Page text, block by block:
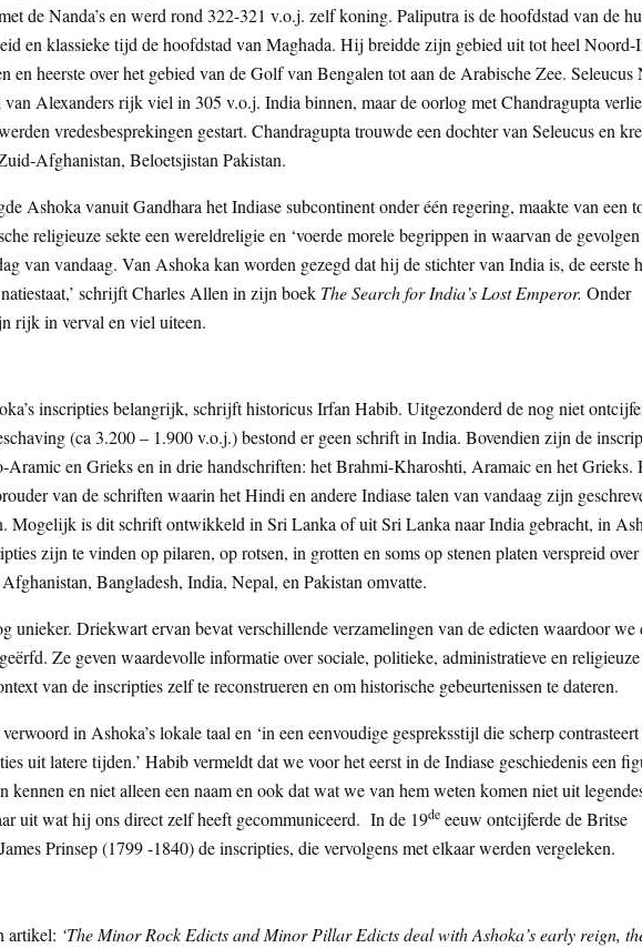
de Nanda’s en werd rond 322-321 v.o.j. zelf koning. Paliputra is de hoofdstad van de
en klassieke tijd de hoofdstad van Maghada. Hij breidde zijn gebied uit tot heel Noord-
en heerste over het gebied van de Golf van Bengalen tot aan de Arabische Zee. Seleucus
van Alexanders rijk viel in 305 v.o.j. India binnen, maar de oorlog met Chandragupta
vredesbesprekingen gestart. Chandragupta trouwde een dochter van Seleucus en
Afghanistan, Beloetsjistan Pakistan.
Ashoka vanuit Gandhara het Indiase subcontinent onder één regering, maakte van een
religieuze sekte een wereldreligie en ‘voerde morele begrippen in waarvan de
van vandaag. Van Ashoka kan worden gezegd dat hij de stichter van India is, de eerste
schrijft Charles Allen in zijn boek The Search for India’s Lost Emperor. Onder
rijk in verval en viel uiteen.
inscripties belangrijk, schrijft historicus Irfan Habib. Uitgezonderd de nog niet
(ca 3.200 – 1.900 v.o.j.) bestond er geen schrift in India. Bovendien zijn de
Aramic en Grieks en in drie handschriften: het Brahmi-Kharoshti, Aramaic en het Grieks.
van de schriften waarin het Hindi en andere Indiase talen van vandaag zijn
Mogelijk is dit schrift ontwikkeld in Sri Lanka of uit Sri Lanka naar India gebracht, in
zijn te vinden op pilaren, op rotsen, in grotten en soms op stenen platen verspreid over
Bangladesh, India, Nepal, en Pakistan omvatte.
unieker. Driekwart ervan bevat verschillende verzamelingen van de edicten waardoor we
Ze geven waardevolle informatie over sociale, politieke, administratieve en
van de inscripties zelf te reconstrueren en om historische gebeurtenissen te dateren.
in Ashoka’s lokale taal en ‘in een eenvoudige gespreksstijl die scherp
uit latere tijden.’ Habib vermeldt dat we voor het eerst in de Indiase geschiedenis een
kennen en niet alleen een naam en ook dat wat we van hem weten komen niet uit
uit wat hij ons direct zelf heeft gecommuniceerd. In de 19de eeuw ontcijferde de Britse
Prinsep (1799 -1840) de inscripties, die vervolgens met elkaar werden vergeleken.
artikel: ‘The Minor Rock Edicts and Minor Pillar Edicts deal with Ashoka’s early reign,